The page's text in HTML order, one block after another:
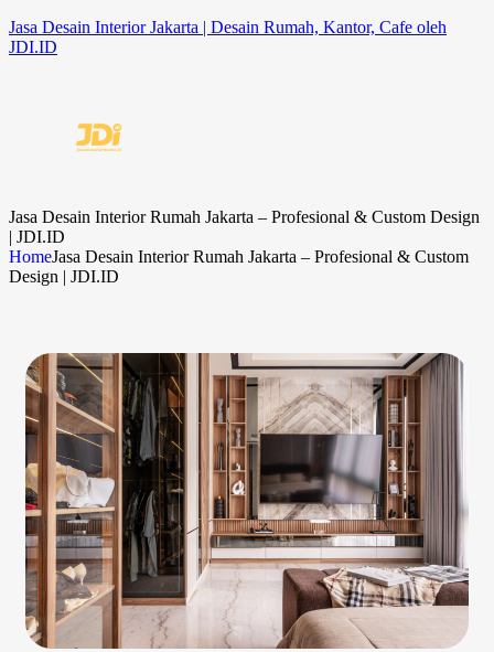
Jasa Desain Interior Jakarta | Desain Rumah, Kantor, Cafe oleh
JDI.ID
Jasa Desain Interior Rumah Jakarta – Profesional & Custom Design
| JDI.ID
HomeJasa Desain Interior Rumah Jakarta – Profesional & Custom
Design | JDI.ID